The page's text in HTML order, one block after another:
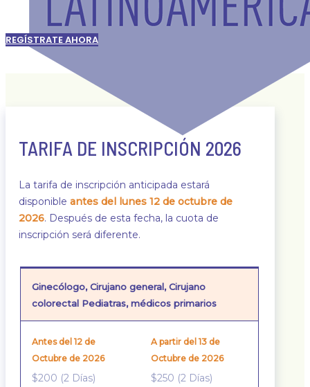
REGÍSTRATE AHORA
TARIFA DE INSCRIPCIÓN 2026
La tarifa de inscripción anticipada estará
disponibleantes del lunes 12 de octubre de
2026. Después de esta fecha, la cuota de
inscripción será diferente.
Ginecólogo, Cirujano general, Cirujano
colorectal Pediatras, médicos primarios
$200 (2 Días) $250 (2 Días)